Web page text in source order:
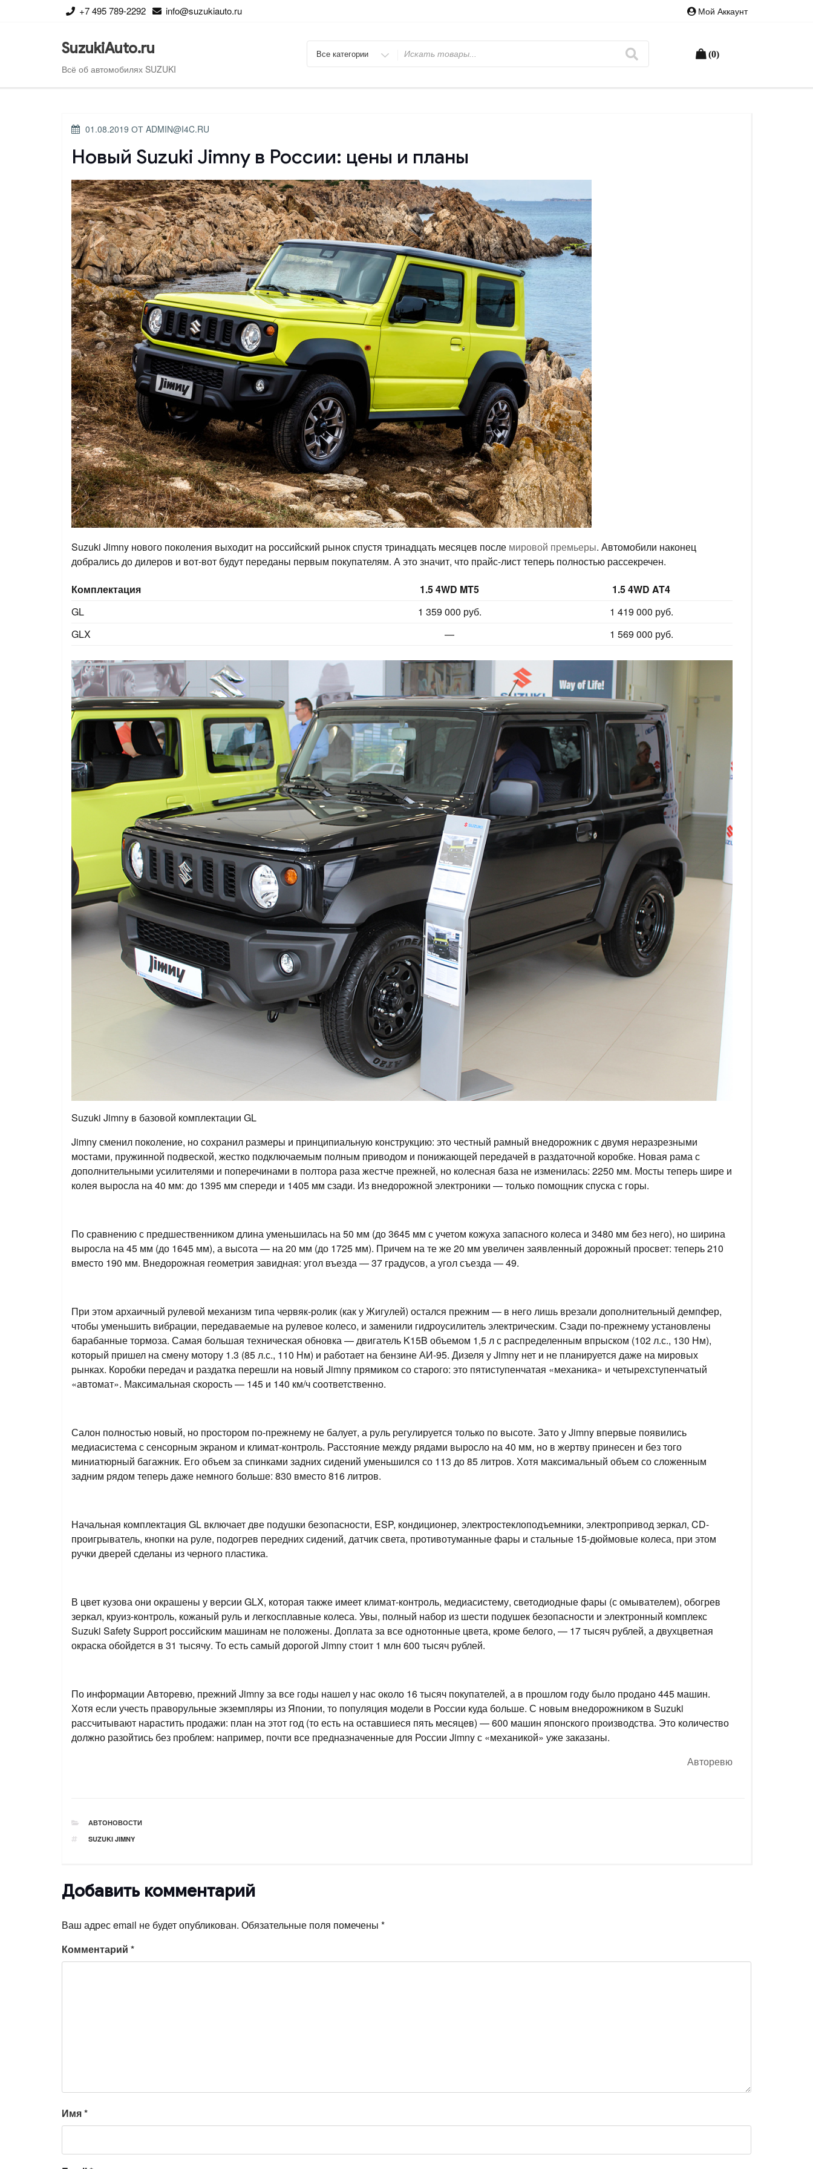
+7 495 789-2292 info@suzukiauto.ru Мой Аккаунт
SuzukiAuto.ru
Всё об автомобилях SUZUKI
Искать (0)
ОПУБЛИКОВАНО
01.08.2019 ОТ ADMIN@I4C.RU
Новый Suzuki Jimny в России: цены и планы
Suzuki Jimny нового поколения выходит на российский рынок спустя тринадцать месяцев после мировой премьеры. Автомобили наконец
добрались до дилеров и вот-вот будут переданы первым покупателям. А это значит, что прайс-лист теперь полностью рассекречен.
Комплектация
1.5 4WD MT5
1.5 4WD AT4
GL
1 359 000 руб.
1 419 000 руб.
GLX
— 1 569 000 руб.
Suzuki Jimny в базовой комплектации GL
Jimny сменил поколение, но сохранил размеры и принципиальную конструкцию: это честный рамный внедорожник с двумя неразрезными
мостами, пружинной подвеской, жестко подключаемым полным приводом и понижающей передачей в раздаточной коробке. Новая рама с
дополнительными усилителями и поперечинами в полтора раза жестче прежней, но колесная база не изменилась: 2250 мм. Мосты теперь шире и
колея выросла на 40 мм: до 1395 мм спереди и 1405 мм сзади. Из внедорожной электроники — только помощник спуска с горы.
По сравнению с предшественником длина уменьшилась на 50 мм (до 3645 мм с учетом кожуха запасного колеса и 3480 мм без него), но ширина
выросла на 45 мм (до 1645 мм), а высота — на 20 мм (до 1725 мм). Причем на те же 20 мм увеличен заявленный дорожный просвет: теперь 210
вместо 190 мм. Внедорожная геометрия завидная: угол въезда — 37 градусов, а угол съезда — 49.
При этом архаичный рулевой механизм типа червяк-ролик (как у Жигулей) остался прежним — в него лишь врезали дополнительный демпфер,
чтобы уменьшить вибрации, передаваемые на рулевое колесо, и заменили гидроусилитель электрическим. Сзади по-прежнему установлены
барабанные тормоза. Самая большая техническая обновка — двигатель K15B объемом 1,5 л с распределенным впрыском (102 л.с., 130 Нм),
который пришел на смену мотору 1.3 (85 л.с., 110 Нм) и работает на бензине АИ-95. Дизеля у Jimny нет и не планируется даже на мировых
рынках. Коробки передач и раздатка перешли на новый Jimny прямиком со старого: это пятиступенчатая «механика» и четырехступенчатый
«автомат». Максимальная скорость — 145 и 140 км/ч соответственно.
Салон полностью новый, но простором по-прежнему не балует, а руль регулируется только по высоте. Зато у Jimny впервые появились
медиасистема с сенсорным экраном и климат-контроль. Расстояние между рядами выросло на 40 мм, но в жертву принесен и без того
миниатюрный багажник. Его объем за спинками задних сидений уменьшился со 113 до 85 литров. Хотя максимальный объем со сложенным
задним рядом теперь даже немного больше: 830 вместо 816 литров.
Начальная комплектация GL включает две подушки безопасности, ESP, кондиционер, электростеклоподъемники, электропривод зеркал, CD-
проигрыватель, кнопки на руле, подогрев передних сидений, датчик света, противотуманные фары и стальные 15-дюймовые колеса, при этом
ручки дверей сделаны из черного пластика.
В цвет кузова они окрашены у версии GLX, которая также имеет климат-контроль, медиасистему, светодиодные фары (с омывателем), обогрев
зеркал, круиз-контроль, кожаный руль и легкосплавные колеса. Увы, полный набор из шести подушек безопасности и электронный комплекс
Suzuki Safety Support российским машинам не положены. Доплата за все однотонные цвета, кроме белого, — 17 тысяч рублей, а двухцветная
окраска обойдется в 31 тысячу. То есть самый дорогой Jimny стоит 1 млн 600 тысяч рублей.
По информации Авторевю, прежний Jimny за все годы нашел у нас около 16 тысяч покупателей, а в прошлом году было продано 445 машин.
Хотя если учесть праворульные экземпляры из Японии, то популяция модели в России куда больше. С новым внедорожником в Suzuki
рассчитывают нарастить продажи: план на этот год (то есть на оставшиеся пять месяцев) — 600 машин японского производства. Это количество
должно разойтись без проблем: например, почти все предназначенные для России Jimny с «механикой» уже заказаны.
Авторевю
РУБРИКИ
АВТОНОВОСТИ
ТЕГИ
SUZUKI JIMNY
Добавить комментарий
Ваш адрес email не будет опубликован. Обязательные поля помечены *
Комментарий *
Имя*